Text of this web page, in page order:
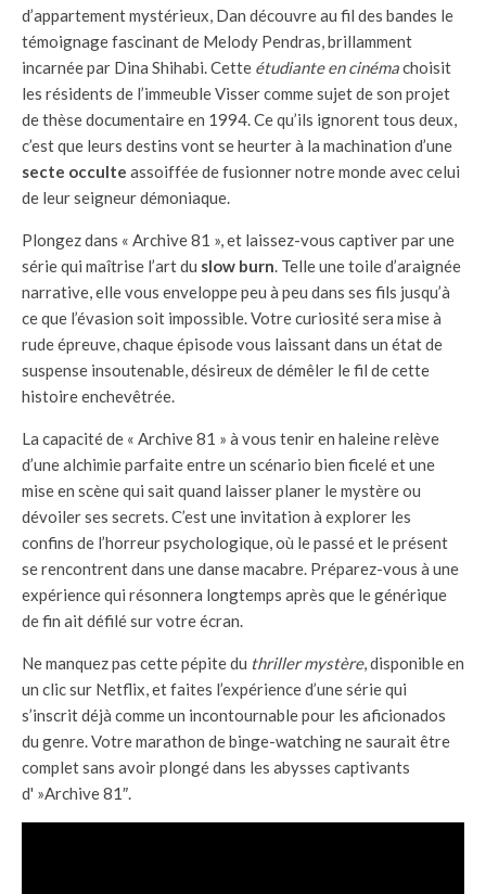
d’appartement mystérieux, Dan découvre au fil des bandes le
témoignage fascinant de Melody Pendras, brillamment
incarnée par Dina Shihabi. Cette étudiante en cinémachoisit
les résidents de l’immeuble Visser comme sujet de son projet
de thèse documentaire en 1994. Ce qu’ils ignorent tous deux,
c’est que leurs destins vont se heurter à la machination d’une
secte occulte assoiffée de fusionner notre monde avec celui
de leur seigneur démoniaque.
Plongez dans « Archive 81 », et laissez-vous captiver par une
série qui maîtrise l’art du slow burn. Telle une toile d’araignée
narrative, elle vous enveloppe peu à peu dans ses fils jusqu’à
ce que l’évasion soit impossible. Votre curiosité sera mise à
rude épreuve, chaque épisode vous laissant dans un état de
suspense insoutenable, désireux de démêler le fil de cette
histoire enchevêtrée.
La capacité de « Archive 81 » à vous tenir en haleine relève
d’une alchimie parfaite entre un scénario bien ficelé et une
mise en scène qui sait quand laisser planer le mystère ou
dévoiler ses secrets. C’est une invitation à explorer les
confins de l’horreur psychologique, où le passé et le présent
se rencontrent dans une danse macabre. Préparez-vous à une
expérience qui résonnera longtemps après que le générique
de fin ait défilé sur votre écran.
Ne manquez pas cette pépite du thriller mystère, disponible en
un clic sur Netflix, et faites l’expérience d’une série qui
s’inscrit déjà comme un incontournable pour les aficionados
du genre. Votre marathon de binge-watching ne saurait être
complet sans avoir plongé dans les abysses captivants
d' »Archive 81″.